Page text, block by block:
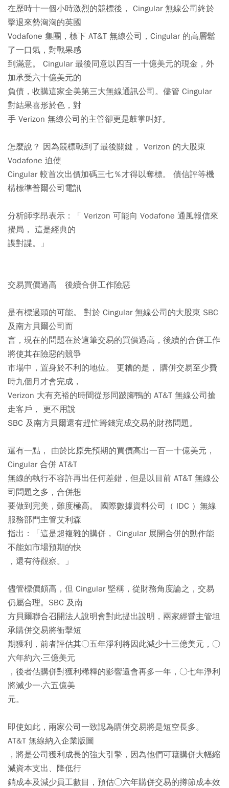
在歷時十一個小時激烈的競標後， Cingular 無線公司終於
擊退來勢洶洶的英國
Vodafone 集團，標下 AT&T 無線公司，Cingular 的高層鬆
了一口氣，對戰果感
到滿意。 Cingular 最後同意以四百一十億美元的現金，外
加承受六十億美元的
負債，收購這家全美第三大無線通訊公司。儘管 Cingular
對結果喜形於色，對
手 Verizon 無線公司的主管卻更是鼓掌叫好。
怎麼說？ 因為競標戰到了最後關鍵， Verizon 的大股東
Vodafone 迫使
Cingular 較首次出價加碼三七％才得以奪標。 債信評等機
構標準普爾公司電訊
分析師李昂表示：「 Verizon 可能向 Vodafone 通風報信來
攪局， 這是經典的
諜對諜。」
交易買價過高 後續合併工作險惡
是有標過頭的可能。 對於 Cingular 無線公司的大股東 SBC
及南方貝爾公司而
言，現在的問題在於這筆交易的買價過高，後續的合併工作
將使其在險惡的競爭
市場中，置身於不利的地位。 更糟的是， 購併交易至少費
時九個月才會完成，
Verizon 大有充裕的時間從形同跛腳鴨的 AT&T 無線公司搶
走客戶， 更不用說
SBC 及南方貝爾還有趕忙籌錢完成交易的財務問題。
還有一點， 由於比原先預期的買價高出一百一十億美元，
Cingular 合併 AT&T
無線的執行不容許再出任何差錯，但是以目前 AT&T 無線公
司問題之多，合併想
要做到完美，難度極高。 國際數據資料公司（ IDC ）無線
服務部門主管艾利森
指出：「這是超複雜的購併， Cingular 展開合併的動作能
不能如市場預期的快
，還有待觀察。」
儘管標價頗高，但 Cingular 堅稱，從財務角度論之，交易
仍屬合理。SBC 及南
方貝爾聯合召開法人說明會對此提出說明，兩家經營主管坦
承購併交易將衝擊短
期獲利，前者評估其○五年淨利將因此減少十三億美元，○
六年約六‧三億美元
，後者估購併對獲利稀釋的影響還會再多一年，○七年淨利
將減少一‧六五億美
元。
即使如此，兩家公司一致認為購併交易將是短空長多。
AT&T 無線納入企業版圖
，將是公司獲利成長的強大引擎，因為他們可藉購併大幅縮
減資本支出、降低行
銷成本及減少員工數目，預估○六年購併交易的撙節成本效